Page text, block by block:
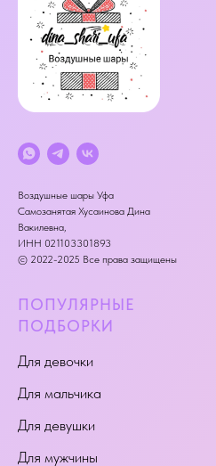
Воздушные шары Уфа
Самозанятая Хусаинова Дина
Вакилевна,
ИНН 021103301893
© 2022-2025 Все права защищены
ПОПУЛЯРНЫЕ
ПОДБОРКИ
Для девочки
Для мальчика
Для девушки
Для мужчины